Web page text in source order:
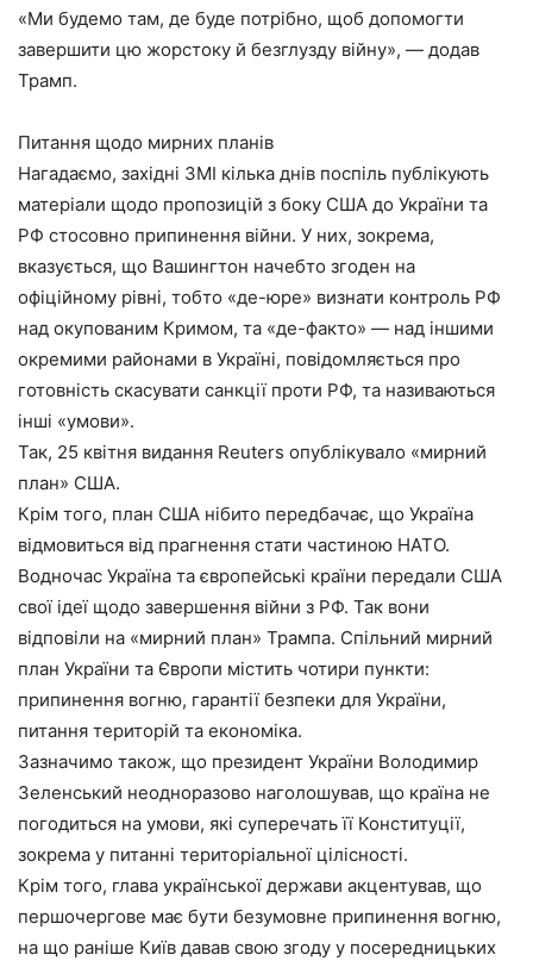
«Ми будемо там, де буде потрібно, щоб допомогти
завершити цю жорстоку й безглузду війну», — додав
Трамп.
Питання щодо мирних планів
Нагадаємо, західні ЗМІ кілька днів поспіль публікують
матеріали щодо пропозицій з боку США до України та
РФ стосовно припинення війни. У них, зокрема,
вказується, що Вашингтон начебто згоден на
офіційному рівні, тобто «де-юре» визнати контроль РФ
над окупованим Кримом, та «де-факто» — над іншими
окремими районами в Україні, повідомляється про
готовність скасувати санкції проти РФ, та називаються
інші «умови».
Так, 25 квітня видання Reuters опублікувало «мирний
план» США.
Крім того, план США нібито передбачає, що Україна
відмовиться від прагнення стати частиною НАТО.
Водночас Україна та європейські країни передали США
свої ідеї щодо завершення війни з РФ. Так вони
відповіли на «мирний план» Трампа. Спільний мирний
план України та Європи містить чотири пункти:
припинення вогню, гарантії безпеки для України,
питання територій та економіка.
Зазначимо також, що президент України Володимир
Зеленський неодноразово наголошував, що країна не
погодиться на умови, які суперечать її Конституції,
зокрема у питанні територіальної цілісності.
Крім того, глава української держави акцентував, що
першочергове має бути безумовне припинення вогню,
на що раніше Київ давав свою згоду у посередницьких